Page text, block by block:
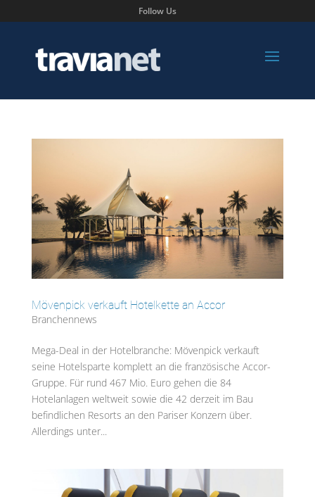
Follow Us
Mövenpick verkauft Hotelkette an Accor
Branchennews
Mega-Deal in der Hotelbranche: Mövenpick verkauft
seine Hotelsparte komplett an die französische Accor-
Gruppe. Für rund 467 Mio. Euro gehen die 84
Hotelanlagen weltweit sowie die 42 derzeit im Bau
befindlichen Resorts an den Pariser Konzern über.
Allerdings unter...